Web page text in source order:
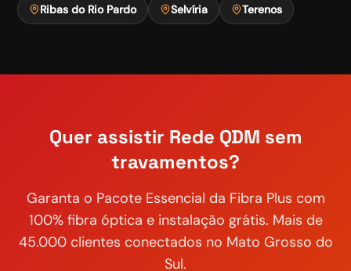
Ribas do Rio Pardo Selvíria Terenos
Quer assistir Rede QDM sem
travamentos?
Garanta o Pacote Essencial da Fibra Plus com
100% fibra óptica e instalação grátis. Mais de
45.000 clientes conectados no Mato Grosso do
Sul.